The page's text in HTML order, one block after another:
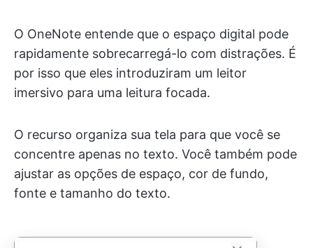
O OneNote entende que o espaço digital pode
rapidamente sobrecarregá-lo com distrações. É
por isso que eles introduziram um leitor
imersivo para uma leitura focada.
O recurso organiza sua tela para que você se
concentre apenas no texto. Você também pode
ajustar as opções de espaço, cor de fundo,
fonte e tamanho do texto.